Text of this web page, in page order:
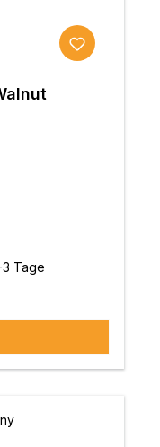
Tage